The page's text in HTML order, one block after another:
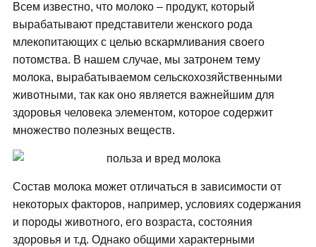
Всем известно, что молоко – продукт, который
вырабатывают представители женского рода
млекопитающих с целью вскармливания своего
потомства. В нашем случае, мы затронем тему
молока, вырабатываемом сельскохозяйственными
животными, так как оно является важнейшим для
здоровья человека элементом, которое содержит
множество полезных веществ.
Состав молока может отличаться в зависимости от
некоторых факторов, например, условиях содержания
и породы животного, его возраста, состояния
здоровья и т.д. Однако общими характерными